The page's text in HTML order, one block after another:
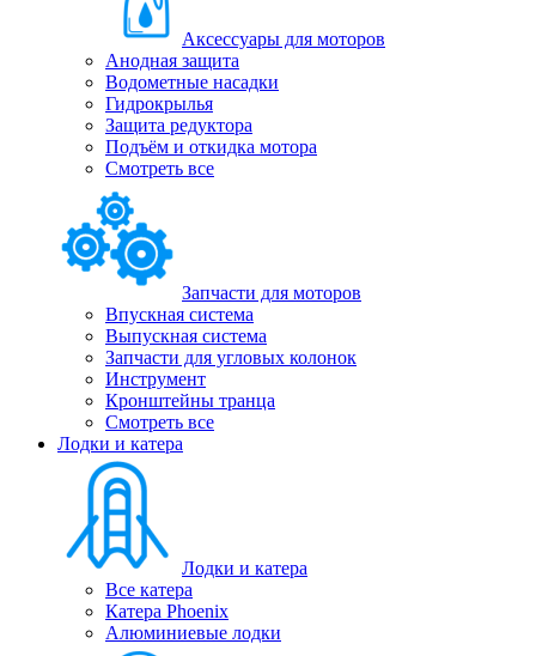
Аксессуары для моторов
Анодная защита
Водометные насадки
Гидрокрылья
Защита редуктора
Подъём и откидка мотора
Смотреть все
Запчасти для моторов
Впускная система
Выпускная система
Запчасти для угловых колонок
Инструмент
Кронштейны транца
Смотреть все
Лодки и катера
Лодки и катера
Все катера
Катера Phoenix
Алюминиевые лодки